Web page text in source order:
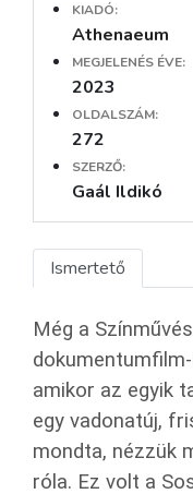
KIADÓ:
Athenaeum
MEGJELENÉS ÉVE:
2023
OLDALSZÁM:
272
SZERZŐ:
Gaál Ildikó
Ismertető
Még a
amikor az egyik
egy vadonatúj,
mondta, nézzük
róla. Ez volt a